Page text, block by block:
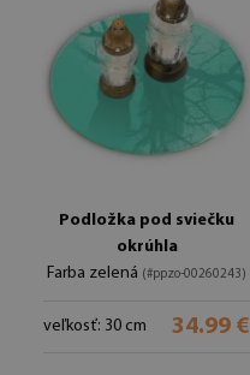
Podložka pod sviečku
okrúhla
Farba zelená (#ppzo-00260243)
veľkosť: 30 cm 34.99 €